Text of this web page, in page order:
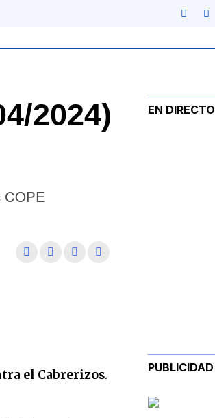
2024)
COPE
el Cabrerizos.
EN DIRECTO
PUBLICIDAD